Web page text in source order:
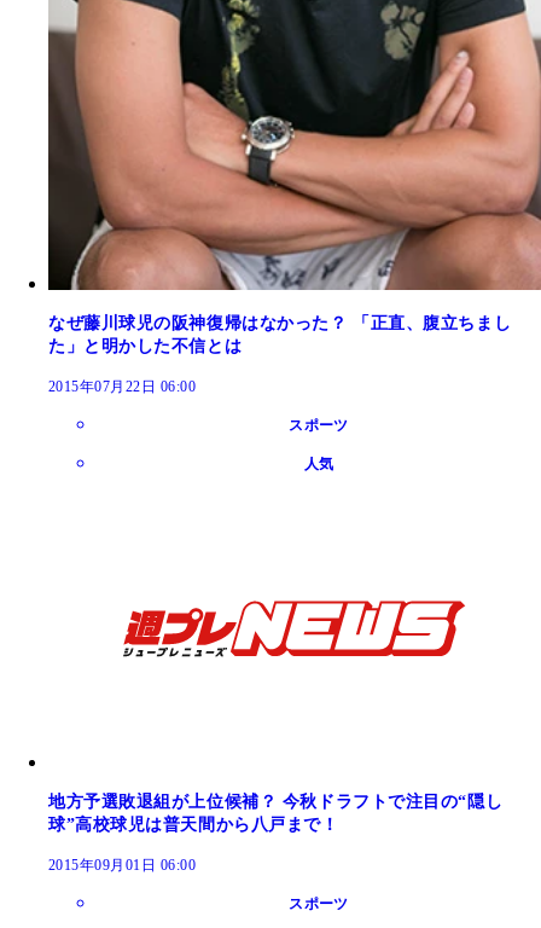
なぜ藤川球児の阪神復帰はなかった？ 「正直、腹立ちまし
た」と明かした不信とは
2015年07月22日 06:00
スポーツ
人気
地方予選敗退組が上位候補？ 今秋ドラフトで注目の“隠し
球”高校球児は普天間から八戸まで！
2015年09月01日 06:00
スポーツ